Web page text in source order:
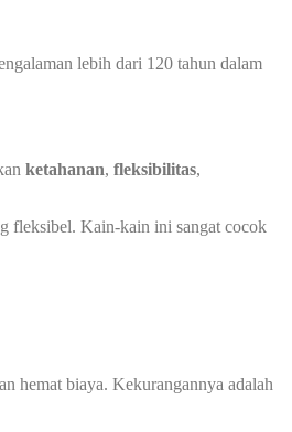
lebih dari 120 tahun dalam
ketahanan, fleksibilitas,
fleksibel. Kain-kain ini sangat cocok
hemat biaya. Kekurangannya adalah